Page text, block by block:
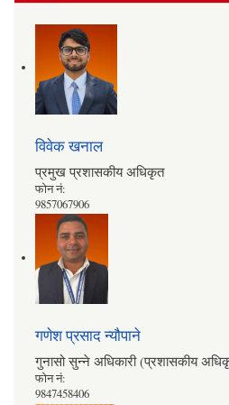
विवेक खनाल
प्रमुख प्रशासकीय अधिकृत
फोन नं:
9857067906
गणेश प्रसाद न्यौपाने
गुनासो सुन्ने अधिकारी (प्रशासकीय
फोन नं:
9847458406